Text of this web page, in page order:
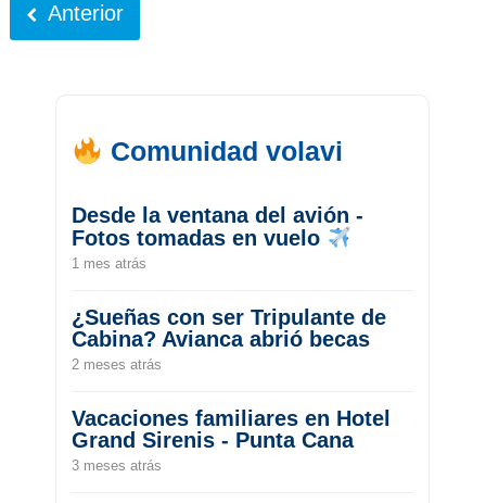
Anterior
Comunidad volavi
Desde la ventana del avión -
Fotos tomadas en vuelo
1 mes atrás
¿Sueñas con ser Tripulante de
Cabina? Avianca abrió becas
2 meses atrás
Vacaciones familiares en Hotel
Grand Sirenis - Punta Cana
3 meses atrás